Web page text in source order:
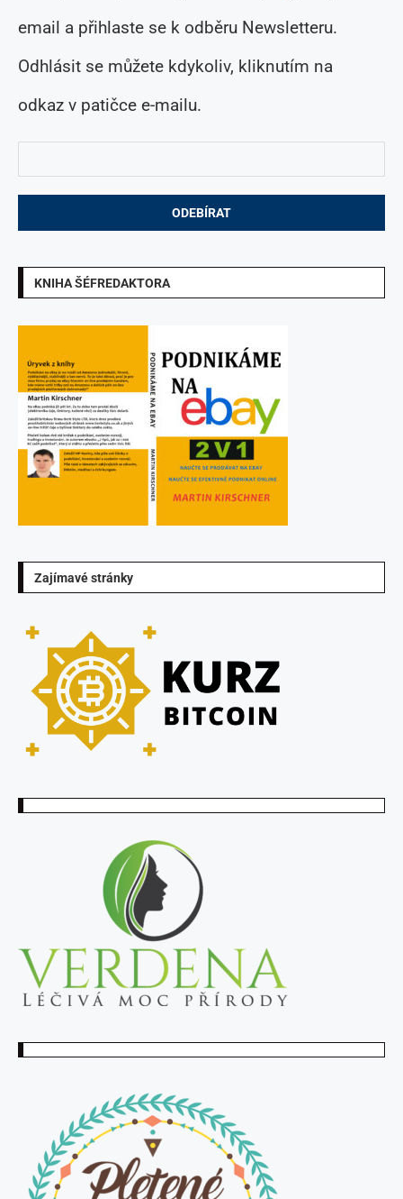
email a přihlaste se k odběru Newsletteru.
Odhlásit se můžete kdykoliv, kliknutím na
odkaz v patičce e-mailu.
KNIHA ŠÉFREDAKTORA
Zajímavé stránky